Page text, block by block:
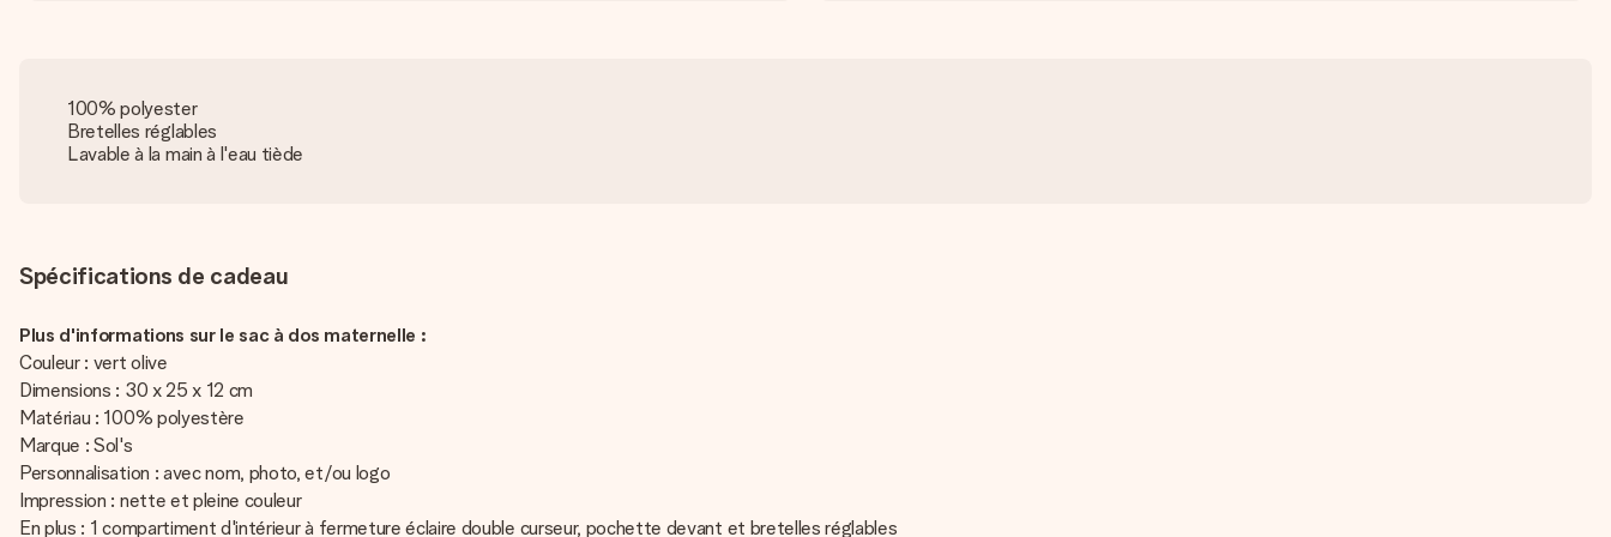
100% polyester
Bretelles réglables
Lavable à la main à l'eau tiède
Spécifications de cadeau
Plus d'informations sur le sac à dos maternelle :
Couleur : vert olive
Dimensions : 30 x 25 x 12 cm
Matériau : 100% polyestère
Marque : Sol's
Personnalisation : avec nom, photo, et/ou logo
Impression : nette et pleine couleur
En plus : 1 compartiment d'intérieur à fermeture éclaire double curseur, pochette devant et bretelles réglables